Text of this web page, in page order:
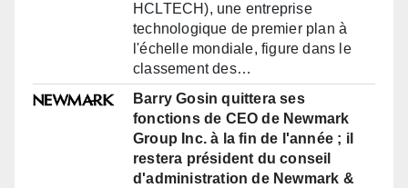
HCLTECH), une entreprise
technologique de premier plan à
l'échelle mondiale, figure dans le
classement des…
Barry Gosin quittera ses
fonctions de CEO de Newmark
Group Inc. à la fin de l'année ; il
restera président du conseil
d'administration de Newmark &